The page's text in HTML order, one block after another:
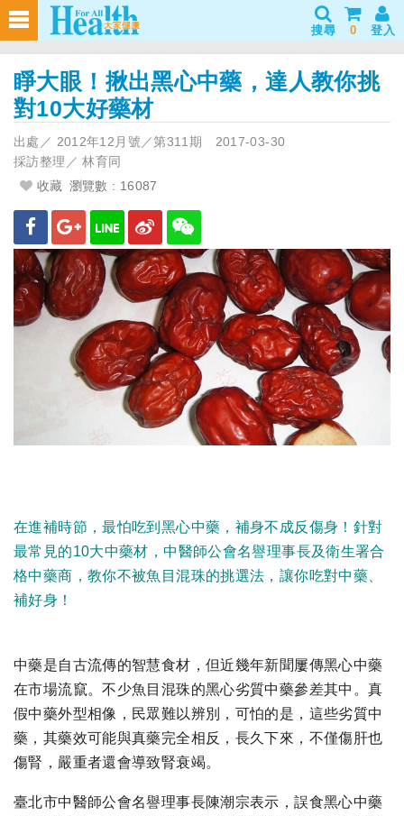
搜尋 0 登入
睜大眼！揪出黑心中藥，達人教你挑
對10大好藥材
出處／ 2012年12月號／第311期 2017-03-30
採訪整理／ 林育同
收藏 瀏覽數 : 16087
在進補時節，最怕吃到黑心中藥，補身不成反傷身！針對
最常見的10大中藥材，中醫師公會名譽理事長及衛生署合
格中藥商，教你不被魚目混珠的挑選法，讓你吃對中藥、
補好身！
中藥是自古流傳的智慧食材，但近幾年新聞屢傳黑心中藥
在市場流竄。不少魚目混珠的黑心劣質中藥參差其中。真
假中藥外型相像，民眾難以辨別，可怕的是，這些劣質中
藥，其藥效可能與真藥完全相反，長久下來，不僅傷肝也
傷腎，嚴重者還會導致腎衰竭。
臺北市中醫師公會名譽理事長陳潮宗表示，誤食黑心中藥